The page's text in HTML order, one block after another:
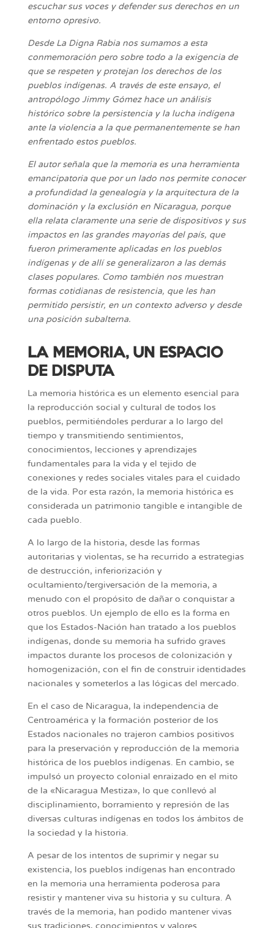
escuchar sus voces y defender sus derechos en un
entorno opresivo.
Desde La Digna Rabia nos sumamos a esta
conmemoración pero sobre todo a la exigencia de
que se respeten y protejan los derechos de los
pueblos indígenas. A través de este ensayo, el
antropólogo Jimmy Gómez hace un análisis
histórico sobre la persistencia y la lucha indígena
ante la violencia a la que permanentemente se han
enfrentado estos pueblos.
El autor señala que la memoria es una herramienta
emancipatoria que por un lado nos permite conocer
a profundidad la genealogía y la arquitectura de la
dominación y la exclusión en Nicaragua, porque
ella relata claramente una serie de dispositivos y sus
impactos en las grandes mayorías del país, que
fueron primeramente aplicadas en los pueblos
indígenas y de allí se generalizaron a las demás
clases populares. Como también nos muestran
formas cotidianas de resistencia, que les han
permitido persistir, en un contexto adverso y desde
una posición subalterna.
LA MEMORIA, UN ESPACIO
DE DISPUTA
La memoria histórica es un elemento esencial para
la reproducción social y cultural de todos los
pueblos, permitiéndoles perdurar a lo largo del
tiempo y transmitiendo sentimientos,
conocimientos, lecciones y aprendizajes
fundamentales para la vida y el tejido de
conexiones y redes sociales vitales para el cuidado
de la vida. Por esta razón, la memoria histórica es
considerada un patrimonio tangible e intangible de
cada pueblo.
A lo largo de la historia, desde las formas
autoritarias y violentas, se ha recurrido a estrategias
de destrucción, inferiorización y
ocultamiento/tergiversación de la memoria, a
menudo con el propósito de dañar o conquistar a
otros pueblos. Un ejemplo de ello es la forma en
que los Estados-Nación han tratado a los pueblos
indígenas, donde su memoria ha sufrido graves
impactos durante los procesos de colonización y
homogenización, con el fin de construir identidades
nacionales y someterlos a las lógicas del mercado.
En el caso de Nicaragua, la independencia de
Centroamérica y la formación posterior de los
Estados nacionales no trajeron cambios positivos
para la preservación y reproducción de la memoria
histórica de los pueblos indígenas. En cambio, se
impulsó un proyecto colonial enraizado en el mito
de la «Nicaragua Mestiza», lo que conllevó al
disciplinamiento, borramiento y represión de las
diversas culturas indígenas en todos los ámbitos de
la sociedad y la historia.
A pesar de los intentos de suprimir y negar su
existencia, los pueblos indígenas han encontrado
en la memoria una herramienta poderosa para
resistir y mantener viva su historia y su cultura. A
través de la memoria, han podido mantener vivas
sus tradiciones, conocimientos y valores